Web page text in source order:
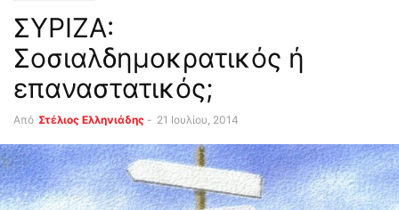
ΣΥΡΙΖΑ:
Σοσιαλδημοκρατικός ή
επαναστατικός;
Από Στέλιος Ελληνιάδης - 21 Ιουλίου, 2014